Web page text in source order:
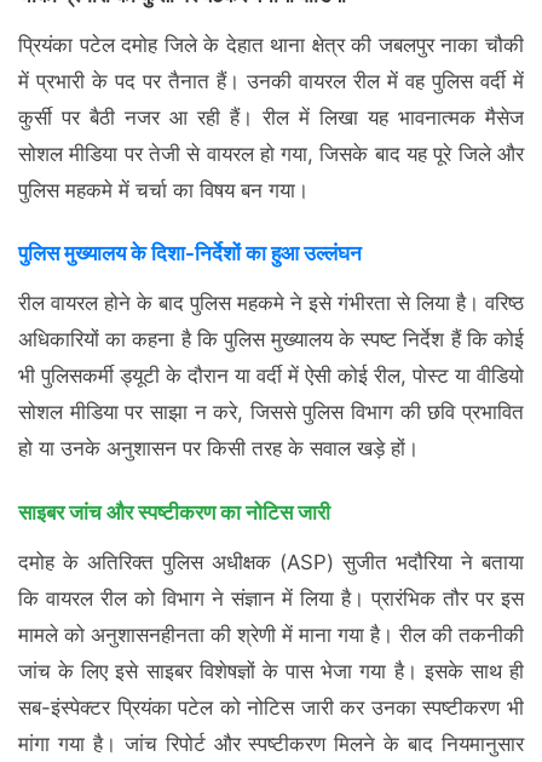
प्रियंका पटेल दमोह जिले के देहात थाना क्षेत्र की जबलपुर नाका चौकी
में प्रभारी के पद पर तैनात हैं। उनकी वायरल रील में वह पुलिस वर्दी में
कुर्सी पर बैठी नजर आ रही हैं। रील में लिखा यह भावनात्मक मैसेज
सोशल मीडिया पर तेजी से वायरल हो गया, जिसके बाद यह पूरे जिले और
पुलिस महकमे में चर्चा का विषय बन गया।
पुलिस मुख्यालय के दिशा-निर्देशों का हुआ उल्लंघन
रील वायरल होने के बाद पुलिस महकमे ने इसे गंभीरता से लिया है। वरिष्ठ
अधिकारियों का कहना है कि पुलिस मुख्यालय के स्पष्ट निर्देश हैं कि कोई
भी पुलिसकर्मी ड्यूटी के दौरान या वर्दी में ऐसी कोई रील, पोस्ट या वीडियो
सोशल मीडिया पर साझा न करे, जिससे पुलिस विभाग की छवि प्रभावित
हो या उनके अनुशासन पर किसी तरह के सवाल खड़े हों।
साइबर जांच और स्पष्टीकरण का नोटिस जारी
दमोह के अतिरिक्त पुलिस अधीक्षक (ASP) सुजीत भदौरिया ने बताया
कि वायरल रील को विभाग ने संज्ञान में लिया है। प्रारंभिक तौर पर इस
मामले को अनुशासनहीनता की श्रेणी में माना गया है। रील की तकनीकी
जांच के लिए इसे साइबर विशेषज्ञों के पास भेजा गया है। इसके साथ ही
सब-इंस्पेक्टर प्रियंका पटेल को नोटिस जारी कर उनका स्पष्टीकरण भी
मांगा गया है। जांच रिपोर्ट और स्पष्टीकरण मिलने के बाद नियमानुसार